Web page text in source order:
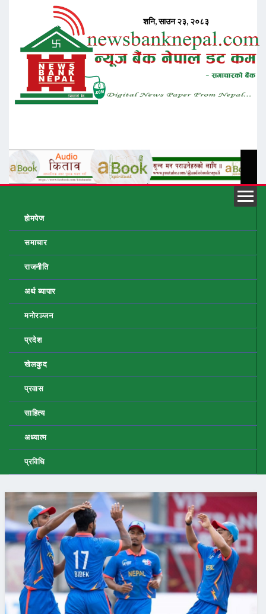
होमपेज
समाचार
राजनीति
अर्थ ब्यापार
मनोरञ्जन
प्रदेश
खेलकुद
प्रवास
साहित्य
अध्यात्म
प्रविधि